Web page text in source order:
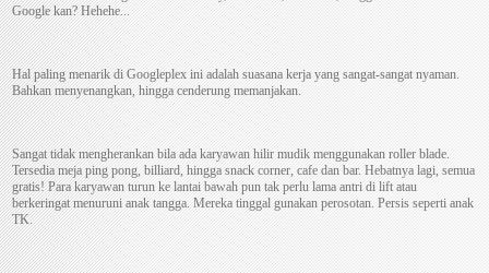
Google kan? Hehehe...
Hal paling menarik di Googleplex ini adalah suasana kerja yang sangat-sangat nyaman.
Bahkan menyenangkan, hingga cenderung memanjakan.
Sangat tidak mengherankan bila ada karyawan hilir mudik menggunakan roller blade.
Tersedia meja ping pong, billiard, hingga snack corner, cafe dan bar. Hebatnya lagi, semua
gratis! Para karyawan turun ke lantai bawah pun tak perlu lama antri di lift atau
berkeringat menuruni anak tangga. Mereka tinggal gunakan perosotan. Persis seperti anak
TK.